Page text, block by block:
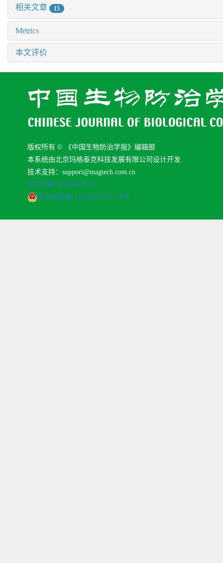
相关文章 15
Metrics
本文评价
版权所有 © 《中国生物防治学报》编辑部
本系统由北京玛格泰克科技发展有限公司设计开发
技术支持：support@magtech.com.cn
京ICP备05034986号-10
京公网安备 11010802035152号